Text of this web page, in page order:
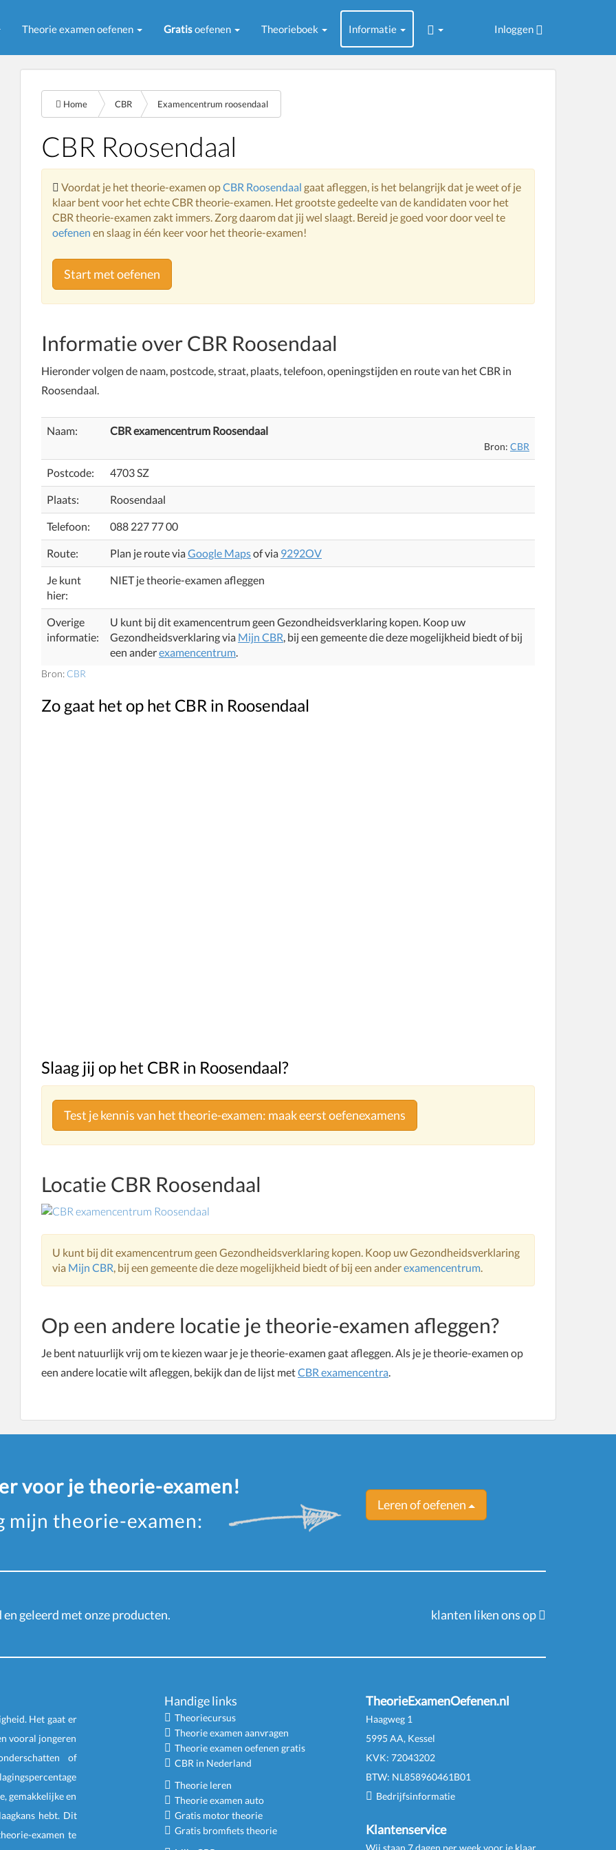
Theorie examen oefenen Gratisoefenen Theorieboek Informatie Inloggen
Home CBR Examencentrum roosendaal
CBR Roosendaal
Voordat je het theorie-examen opCBR Roosendaal gaat afleggen, is het belangrijk dat je weet of je
klaar bent voor het echte CBR theorie-examen. Het grootste gedeelte van de kandidaten voor het
CBR theorie-examen zakt immers. Zorg daarom dat jij wel slaagt. Bereid je goed voor door veel te
oefenen en slaag in één keer voor het theorie-examen!
Start met oefenen
Informatie overCBR Roosendaal
Hieronder volgen de naam, postcode, straat, plaats, telefoon, openingstijden en route van het CBR in
Roosendaal.
Naam: CBR examencentrum Roosendaal
Bron: CBR
Postcode: 4703 SZ
Plaats: Roosendaal
Telefoon: 088 227 77 00
Route: Plan je route viaGoogle Mapsof via 9292OV
Je kunt
hier:
NIET je theorie-examen afleggen
Overige
informatie:
U kunt bij dit examencentrum geen Gezondheidsverklaring kopen. Koop uw
Gezondheidsverklaring via Mijn CBR, bij een gemeente die deze mogelijkheid biedt of bij
een anderexamencentrum.
Bron: CBR
Zo gaat het op het CBR in Roosendaal
Slaag jij op het CBR in Roosendaal?
Test je kennis van het theorie-examen: maak eerst oefenexamens
Locatie CBR Roosendaal
U kunt bij dit examencentrum geen Gezondheidsverklaring kopen. Koop uw Gezondheidsverklaring
via Mijn CBR, bij een gemeente die deze mogelijkheid biedt of bij een anderexamencentrum.
Op een andere locatie je theorie-examen afleggen?
Je bent natuurlijk vrij om te kiezen waar je je theorie-examen gaat afleggen. Als je je theorie-examen op
een andere locatie wilt afleggen, bekijk dan de lijst metCBR examencentra.
voor je theorie-examen!
mijn theorie-examen:
Leren of oefenen
en geleerd met onze producten. klanten liken ons op
Het gaat er
vooral jongeren
of
gemakkelijke en
hebt. Dit
examen te
Handige links
Theoriecursus
Theorie examen aanvragen
Theorie examen oefenen gratis
CBR in Nederland
Theorie leren
Theorie examen auto
Gratis motor theorie
Gratis bromfiets theorie
TheorieExamenOefenen.nl
Haagweg 1
5995 AA, Kessel
KVK: 72043202
BTW: NL858960461B01
Bedrijfsinformatie
Klantenservice
Wij staan 7 dagen per week voor je klaar.